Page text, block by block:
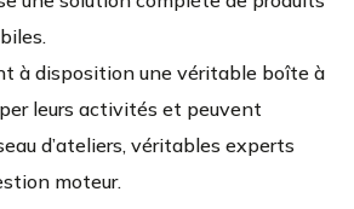
à disposition une véritable boîte à
leurs activités et peuvent
d’ateliers, véritables experts
moteur.